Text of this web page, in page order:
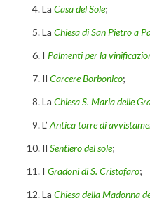
La Casa del Sole;
La Chiesa di San Pietro a
I Palmenti per la
Il Carcere Borbonico;
La Chiesa S. Maria delle
L’ Antica torre di
Il Sentiero del sole;
I Gradoni di S. Cristofaro;
La Chiesa della Madonna